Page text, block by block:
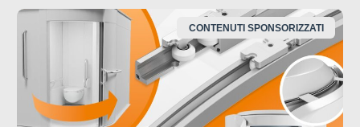
CONTENUTI SPONSORIZZATI